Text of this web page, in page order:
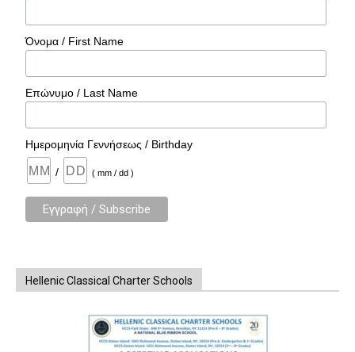
Όνομα / First Name
Επώνυμο / Last Name
Ημερομηνία Γεννήσεως / Birthday
/ ( mm / dd )
Hellenic Classical Charter Schools